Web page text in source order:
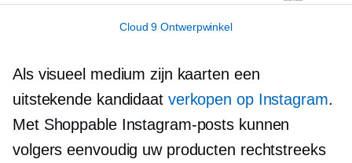
Cloud 9 Ontwerpwinkel
Als visueel medium zijn kaarten een
uitstekende kandidaat verkopen op Instagram.
Met Shoppable Instagram-posts kunnen
volgers eenvoudig uw producten rechtstreeks